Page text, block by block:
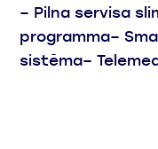
– Pilna servisa
programma​ –
sistēma​ –